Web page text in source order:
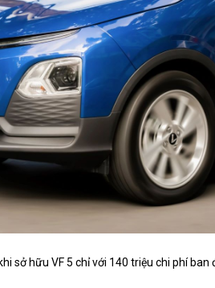
sở hữu VF 5 chỉ với 140 triệu chi phí ban